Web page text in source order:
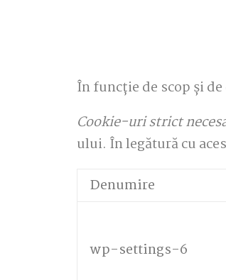
În funcție de scop și
Cookie-uri strict
ului. În legătură cu
Denumire
wp-settings-6